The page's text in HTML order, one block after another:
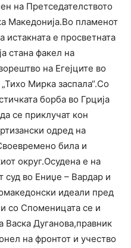
на Претседателството
Македонија.Во пламенот
истакната е просветната
стана факел на
на Егејците во
Мирка заспала“.Со
борба во Грција
се приклучат кон
одред на
била и
округ.Осудена е на
суд во Ениџе – Вардар и
идеали пред
со Споменицата се и
Васка Дуганова,правник
на фронтот и учество